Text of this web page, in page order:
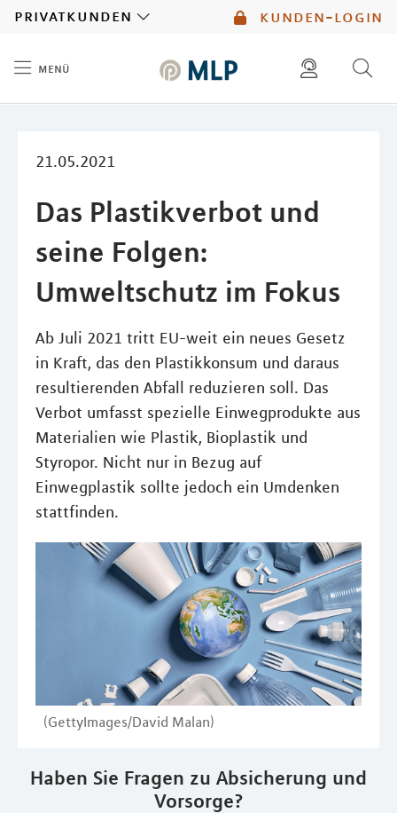
kunden-login
privatkunden
menü
21.05.2021
Das Plastikverbot und
seine Folgen:
Umweltschutz im Fokus
Ab Juli 2021 tritt EU-weit ein neues Gesetz
in Kraft, das den Plastikkonsum und daraus
resultierenden Abfall reduzieren soll. Das
Verbot umfasst spezielle Einwegprodukte aus
Materialien wie Plastik, Bioplastik und
Styropor. Nicht nur in Bezug auf
Einwegplastik sollte jedoch ein Umdenken
stattfinden.
(GettyImages/David Malan)
Haben Sie Fragen zu Absicherung und
Vorsorge?